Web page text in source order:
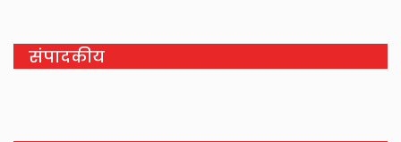
संपादकीय